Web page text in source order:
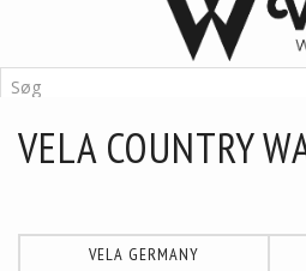
VELA COUNTRY
VELA GERMANY